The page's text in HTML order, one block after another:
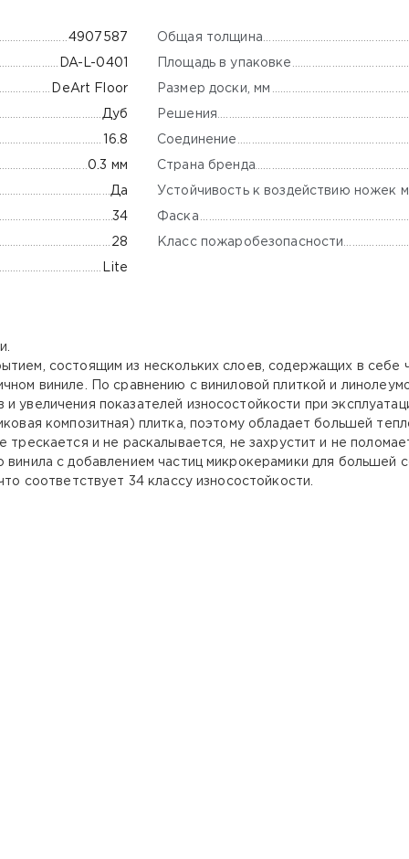
4907587
DA-L-0401
DeArt Floor
Дуб
16.8
0.3 мм
Да
34
28
Lite
Общая толщина
Площадь в упаковке
Размер доски, мм
Решения
Соединение
Страна бренда
Устойчивость к воздействию ножек
Фаска
Класс пожаробезопасности
состоящим из нескольких слоев, содержащих в себе
виниле. По сравнению с виниловой плиткой и
увеличения показателей износостойкости при
композитная) плитка, поэтому обладает большей
и не раскалывается, не захрустит и не
винила с добавлением частиц микрокерамики для большей
соответствует 34 классу износостойкости.